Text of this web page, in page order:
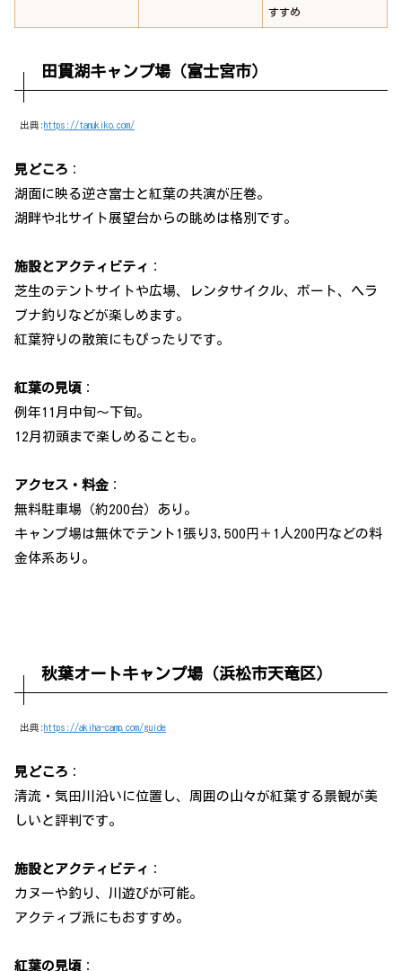
すすめ
田貫湖キャンプ場（富士宮市）
出典: https://tanukiko.com/
見どころ ：
湖面に映る逆さ富士と紅葉の共演が圧巻。
湖畔や北サイト展望台からの眺めは格別です。
施設とアクティビティ ：
芝生のテントサイトや広場、レンタサイクル、ボート、ヘラ
ブナ釣りなどが楽しめます。
紅葉狩りの散策にもぴったりです。
紅葉の見頃 ：
例年11月中旬〜下旬。
12月初頭まで楽しめることも。
アクセス・料金 ：
無料駐車場（約200台）あり。
キャンプ場は無休でテント1張り3,500円＋1人200円などの料
金体系あり。
秋葉オートキャンプ場（浜松市天竜区）
出典: https://akiha-camp.com/guide
見どころ ：
清流・気田川沿いに位置し、周囲の山々が紅葉する景観が美
しいと評判です。
施設とアクティビティ ：
カヌーや釣り、川遊びが可能。
アクティブ派にもおすすめ。
紅葉の見頃 ：